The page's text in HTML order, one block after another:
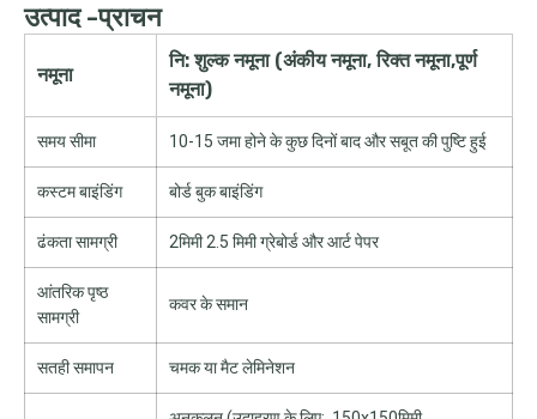
उत्पाद -प्राचन
नमूना
नि: शुल्क नमूना (अंकीय नमूना, रिक्त नमूना,पूर्ण
नमूना)
समय सीमा 10-15 जमा होने के कुछ दिनों बाद और सबूत की पुष्टि हुई
कस्टम बाइंडिंग बोर्ड बुक बाइंडिंग
ढंकता सामग्री 2मिमी 2.5 मिमी ग्रेबोर्ड और आर्ट पेपर
आंतरिक पृष्ठ
सामग्री
कवर के समान
सतही समापन चमक या मैट लेमिनेशन